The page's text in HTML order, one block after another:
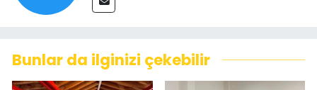
Bunlar da ilginizi çekebilir